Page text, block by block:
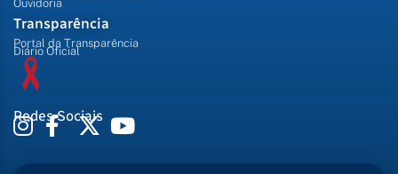
Ouvidoria
Transparência
Portal da Transparência
Diário Oficial
Redes Sociais